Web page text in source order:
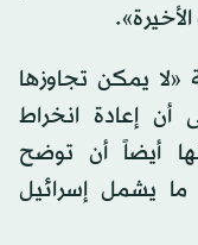
يمكن تجاوزها
أن إعادة انخراط
أيضاً أن توضح
ما يشمل إسرائيل